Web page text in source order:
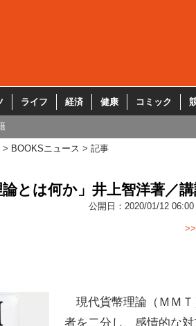
ライフ 経済 健康 コミック
BOOKSニュース 記事
論とは何か」井上智洋著／
公開日： 2020/01/12 06:00
現代貨幣理論（ＭＭＴ
者を二分し、感情的な